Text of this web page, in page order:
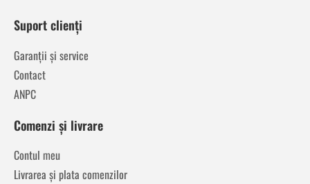
Suport clienți
Garanții și service
Contact
ANPC
Comenzi și livrare
Contul meu
Livrarea și plata comenzilor